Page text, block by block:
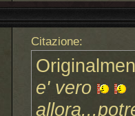
Citazione:
e' vero